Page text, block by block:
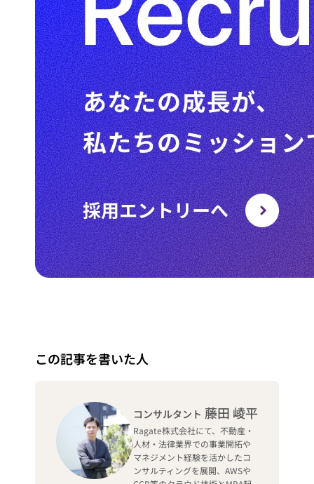
この記事を書いた人
コンサルタント 藤田 崚平
Ragate株式会社にて、不動産・
人材・法律業界での事業開拓や
マネジメント経験を活かしたコ
ンサルティングを展開、AWSや